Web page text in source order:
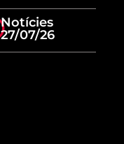
Notícies
27/07/26